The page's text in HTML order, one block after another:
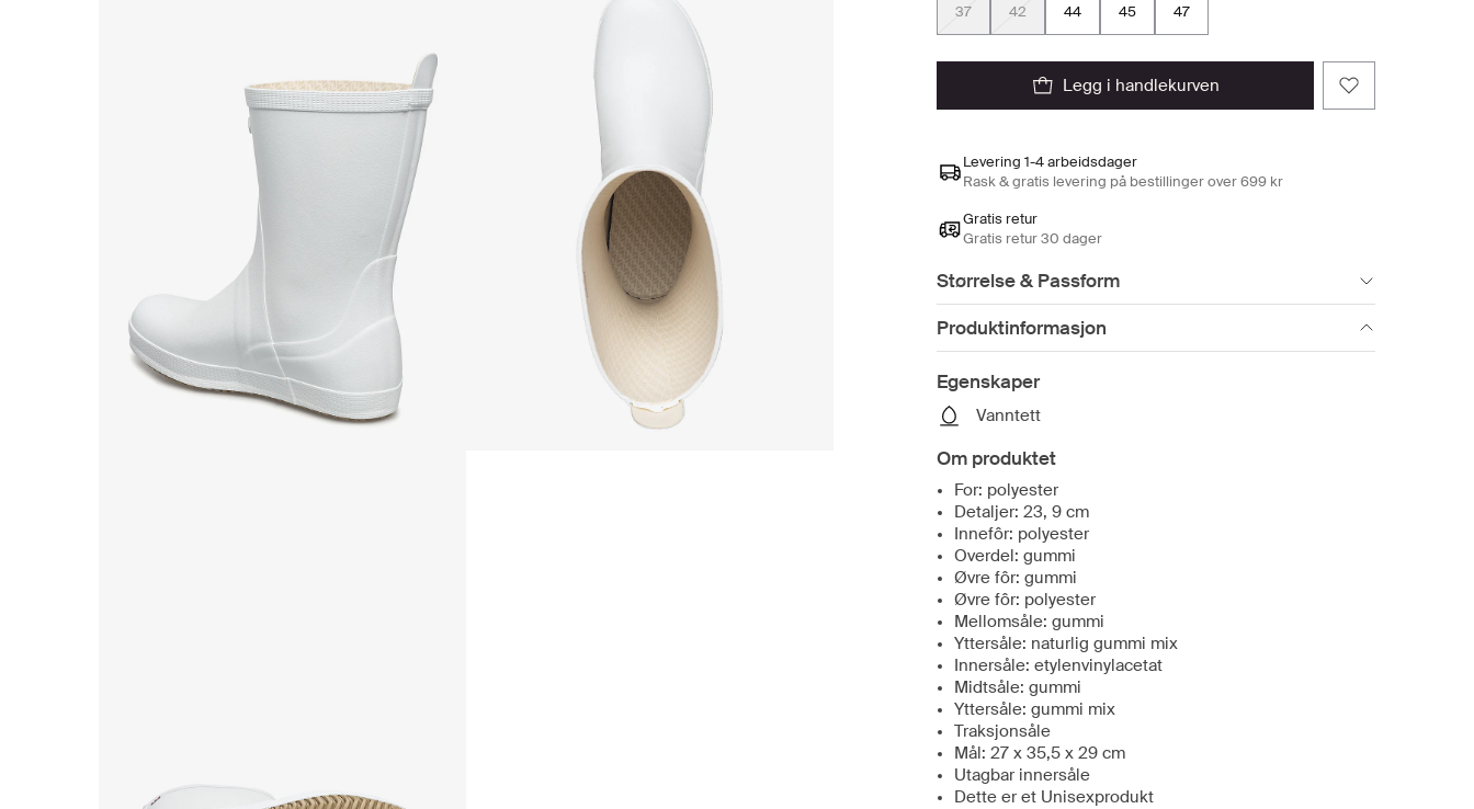
37 42 44 45 47
legg i handlekurven
Levering 1-4 arbeidsdager
Rask & gratis levering på bestillinger over 699 kr
Gratis retur
Gratis retur 30 dager
Størrelse & Passform
Produktinformasjon
Egenskaper
Vanntett
Om produktet
For: polyester
Detaljer: 23, 9 cm
Innefôr: polyester
Overdel: gummi
Øvre fôr: gummi
Øvre fôr: polyester
Mellomsåle: gummi
Yttersåle: naturlig gummi mix
Innersåle: etylenvinylacetat
Midtsåle: gummi
Yttersåle: gummi mix
Traksjonsåle
Mål: 27 x 35,5 x 29 cm
Utagbar innersåle
Dette er et Unisexprodukt